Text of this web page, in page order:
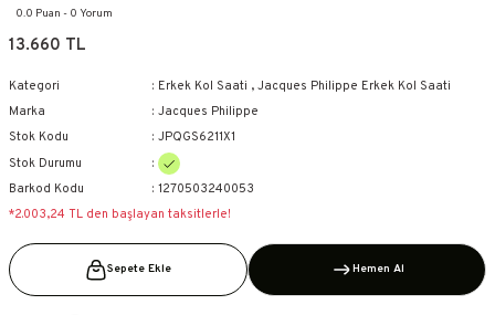
0.0 Puan - 0 Yorum
13.660 TL
Kategori Erkek Kol Saati , Jacques Philippe Erkek Kol Saati
Marka
Jacques Philippe
Stok Kodu
JPQGS6211X1
Stok Durumu
Barkod Kodu
1270503240053
*2.003,24 TL den başlayan taksitlerle!
Sepete Ekle Hemen Al